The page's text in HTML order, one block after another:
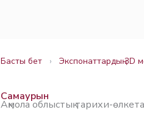
Басты бет › Экспонаттардың 3D
Самаурын
Ақмола облыстық тарихи-